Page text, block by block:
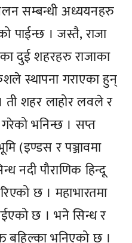
सम्बन्धी अध्ययनहरु
पाईन्छ । जस्तै, राजा
दुई शहरहरु राजाका
स्थापना गराएका हुन्
ती शहर लाहोर लवले र
भनिन्छ । सप्त
(इण्डस र पञ्जावमा
नदी पौराणिक हिन्दू
छ । महाभारतमा
छ । भने सिन्ध र
बहिल्का भनिएको छ ।